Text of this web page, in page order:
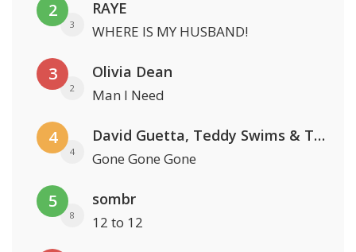
2
3
RAYE
WHERE IS MY HUSBAND!
3
2
Olivia Dean
Man I Need
4
4
David Guetta, Teddy Swims & Tones And I
Gone Gone Gone
5
8
sombr
12 to 12